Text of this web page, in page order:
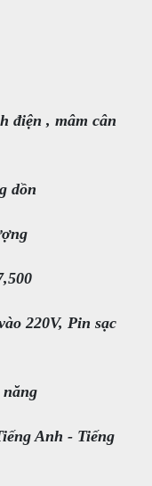
điện , mâm cân
dồn
220V, Pin sạc
Anh - Tiếng